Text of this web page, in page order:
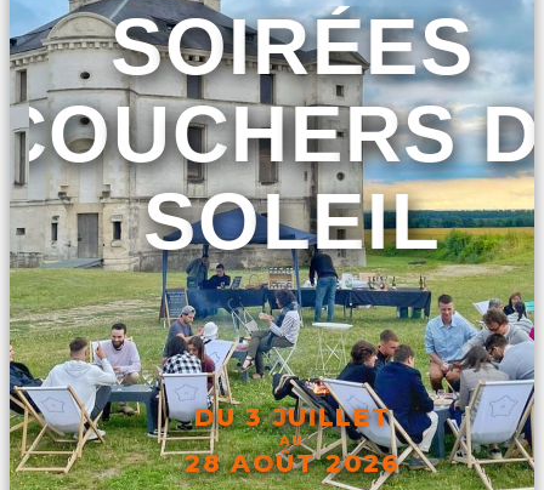
SOIRÉES
SOLEIL
DU 3 JUILLET
AU
28 AOÛT 2026